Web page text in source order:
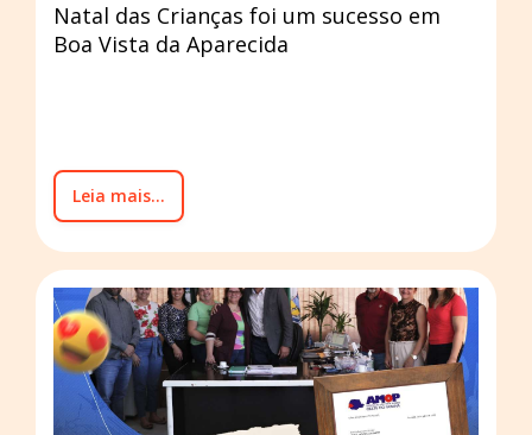
Natal das Crianças foi um sucesso em
Boa Vista da Aparecida
Leia mais...